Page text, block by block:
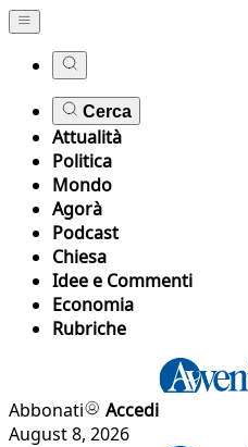
Cerca
Attualità
Politica
Mondo
Agorà
Podcast
Chiesa
Idee e Commenti
Economia
Rubriche
Abbonati
Accedi
August 8, 2026